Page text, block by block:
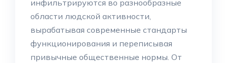
инфильтрируются во разнообразные
области людской активности,
вырабатывая современные стандарты
функционирования и переписывая
привычные общественные нормы. От